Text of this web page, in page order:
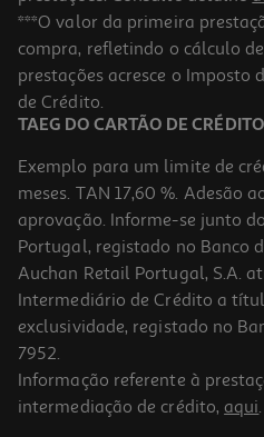
Livro A Mãe De Alice De André
16.11 €/un
17,90 € PVP de editor
16,11 €
-10%
Livro A Médica De Família De J M
***O valor da primeira
compra, refletindo o cálculo
prestações acresce o Imposto
de Crédito.
TAEG DO CARTÃO DE
Exemplo para um limite de
meses. TAN 17,60 %. Adesão
aprovação. Informe-se junto
Portugal, registado no Banco
Auchan Retail Portugal, S.A.
Intermediário de Crédito a
exclusividade, registado no
7952.
Informação referente à
intermediação de crédito, aqui.